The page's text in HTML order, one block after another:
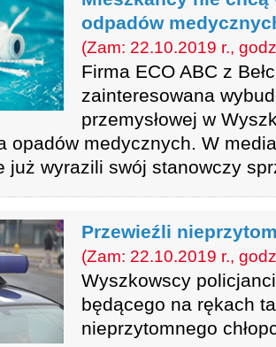
odpadów
(Zam: 22.10.2019 r.,
Firma ECO ABC z
zainteresowana
przemysłowej w
opadów medycznych. W
już wyrazili swój stanowczy
Przewieźli
(Zam: 22.10.2019 r.,
Wyszkowscy
będącego na rękach
nieprzytomnego